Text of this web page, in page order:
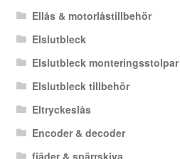
Ellås & motorlåstillbehör
Elslutbleck
Elslutbleck monteringsstolpar
Elslutbleck tillbehör
Eltryckeslås
Encoder & decoder
fjäder & spärrskiva